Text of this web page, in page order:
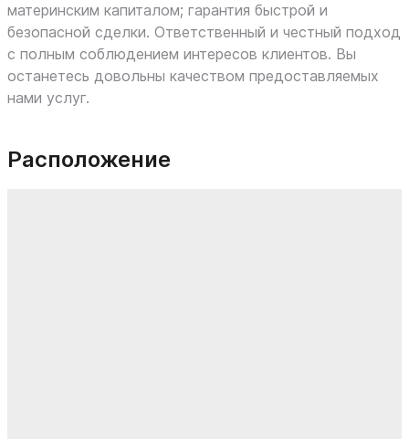
материнским капиталом; гарантия быстрой и
безопасной сделки. Ответственный и честный подход
с полным соблюдением интересов клиентов. Вы
останетесь довольны качеством предоставляемых
нами услуг.
Расположение